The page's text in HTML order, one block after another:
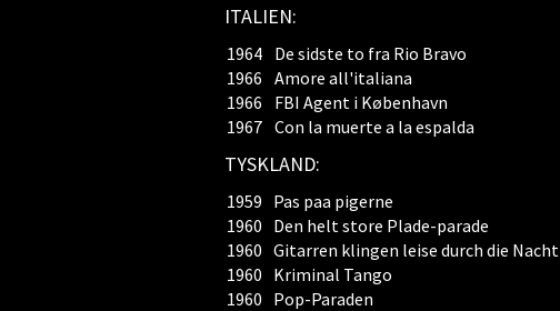
ITALIEN:
1964 De sidste to fra Rio Bravo
1966 Amore all'italiana
1966
FBI Agent i København
1967 Con la muerte a la espalda
TYSKLAND:
1959 Pas paa pigerne
1960 Den helt store Plade-parade
1960 Gitarren klingen leise durch die Nacht
1960 Kriminal Tango
1960 Pop-Paraden